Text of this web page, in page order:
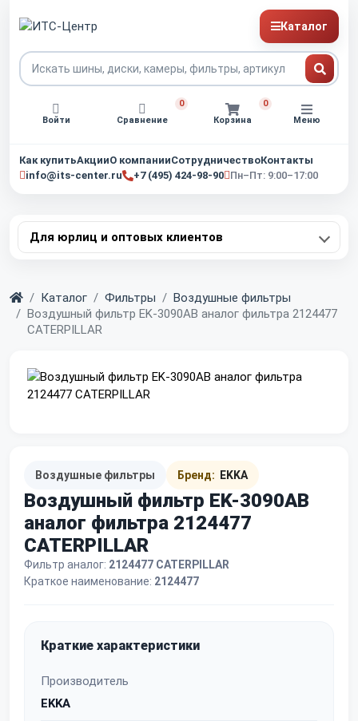
Каталог
Войти Сравнение
0
Корзина
0
Меню
Как купитьАкцииО компанииСотрудничествоКонтакты
info@its-center.ru
+7 (495) 424-98-90 Пн–Пт: 9:00–17:00
Для юрлиц и оптовых клиентов
Главная
Каталог Фильтры
Воздушные фильтры
Воздушный фильтр EK-3090AB аналог фильтра 2124477
CATERPILLAR
Воздушные фильтры Бренд: EKKA
Воздушный фильтр EK-3090AB
аналог фильтра 2124477
CATERPILLAR
Фильтр аналог: 2124477 CATERPILLAR
Краткое наименование: 2124477
Краткие характеристики
Производитель
EKKA